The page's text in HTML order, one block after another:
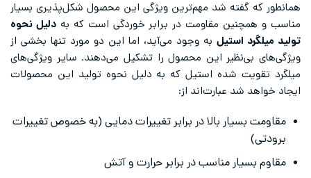
همانطور که گفته شد مهم‌ترین ویژگی این محصول شکل‌پذیری بسیار
مناسب و همچنین مقاومت در برابر خوردگی است که بهدلیل نحوه
تولید میلگرد استیل به وجود می‌آید، اما این دو مورد تنها بخشی از
ویژگی‌های بی‌نظیر این محصول را تشکیل می‌دهند. سایر ویژگی‌های
میلگرد تقویت شده استیل که به دلیل نحوه تولید این محصولات
ایجاد خواهد شد عبارت‌اند از:
مقاومت بسیار بالا در برابر تغییرات دمایی (به خصوص تغییرات
برودتی)
مقاوم بسیار مناسب در برابر حرارت و آتش